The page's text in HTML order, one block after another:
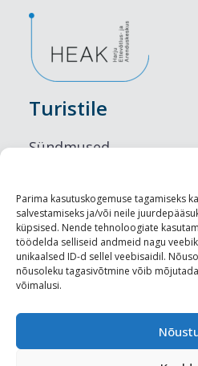
Parima kasutuskogemuse tagamiseks
salvestamiseks ja/või neile
küpsised. Nende tehnoloogiate
töödelda selliseid andmeid nagu
unikaalsed ID-d sellel veebisaidil.
nõusoleku tagasivõtmine võib
võimalusi.
Turistile
Sündmused
Maitseelamused
Vaatamisväärsused
Visit Tallinn